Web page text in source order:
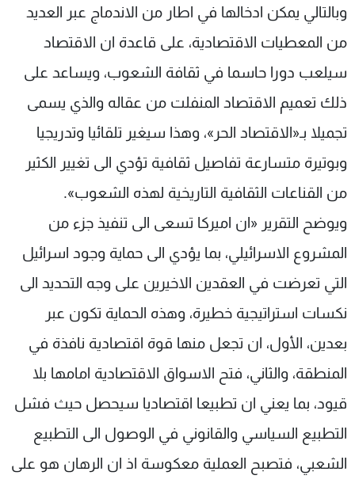
وبالتالي يمكن ادخالها في اطار من الاندماج عبر العديد
من المعطيات الاقتصادية، على قاعدة ان الاقتصاد
سيلعب دورا حاسما في ثقافة الشعوب، ويساعد على
ذلك تعميم الاقتصاد المنفلت من عقاله والذي يسمى
تجميلا بـ«الاقتصاد الحر»، وهذا سيغير تلقائيا وتدريجيا
وبوتيرة متسارعة تفاصيل ثقافية تؤدي الى تغيير الكثير
من القناعات الثقافية التاريخية لهذه الشعوب».
ويوضح التقرير «ان اميركا تسعى الى تنفيذ جزء من
المشروع الاسرائيلي، بما يؤدي الى حماية وجود اسرائيل
التي تعرضت في العقدين الاخيرين على وجه التحديد الى
نكسات استراتيجية خطيرة، وهذه الحماية تكون عبر
بعدين، الأول، ان تجعل منها قوة اقتصادية نافذة في
المنطقة، والثاني، فتح الاسواق الاقتصادية امامها بلا
قيود، بما يعني ان تطبيعا اقتصاديا سيحصل حيث فشل
التطبيع السياسي والقانوني في الوصول الى التطبيع
الشعبي، فتصبح العملية معكوسة اذ ان الرهان هو على